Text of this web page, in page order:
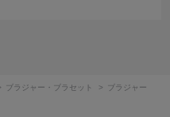
ブラジャー・ブラセット >
ブラジャー